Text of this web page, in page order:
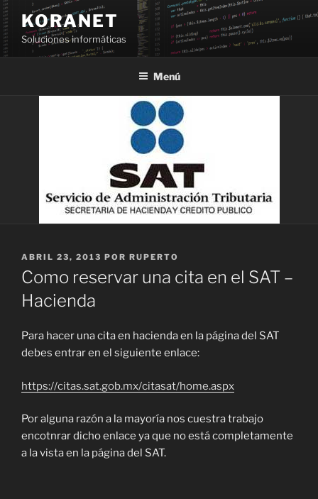
Saltar
al
contenido
KORANET
Soluciones informáticas
Menú
PUBLICADO
EL
ABRIL 23, 2013 POR RUPERTO
Como reservar una cita en el SAT –
Hacienda
Para hacer una cita en hacienda en la página del SAT
debes entrar en el siguiente enlace:
https://citas.sat.gob.mx/citasat/home.aspx
Por alguna razón a la mayoría nos cuestra trabajo
encotnrar dicho enlace ya que no está completamente
a la vista en la página del SAT.